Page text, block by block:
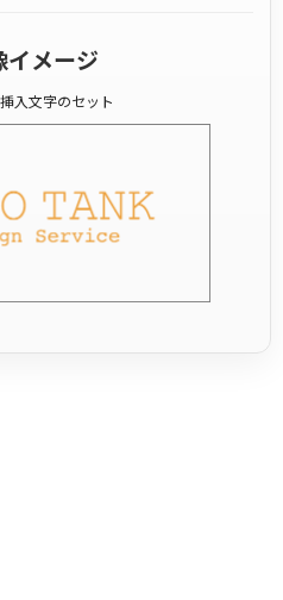
イメージ
入文字のセット